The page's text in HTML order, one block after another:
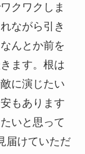
クワクしま
ながら引き
んとか前を
ます。根は
に演じたい
もあります
いと思って
届けていただ